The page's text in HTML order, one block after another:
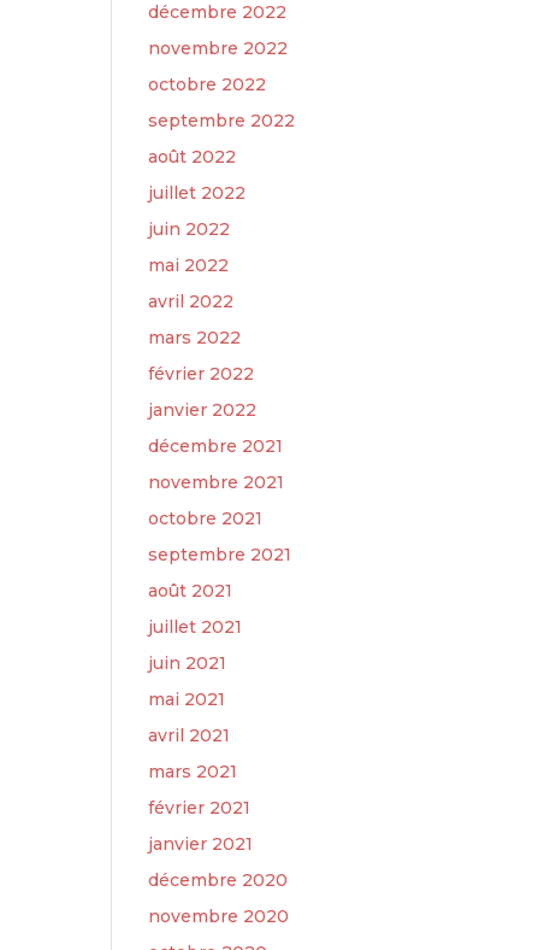
décembre 2022
novembre 2022
octobre 2022
septembre 2022
août 2022
juillet 2022
juin 2022
mai 2022
avril 2022
mars 2022
février 2022
janvier 2022
décembre 2021
novembre 2021
octobre 2021
septembre 2021
août 2021
juillet 2021
juin 2021
mai 2021
avril 2021
mars 2021
février 2021
janvier 2021
décembre 2020
novembre 2020